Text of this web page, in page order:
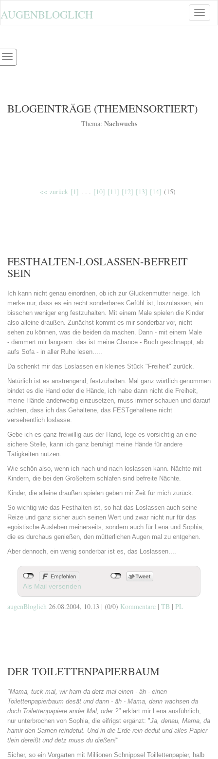
AUGENBLOGLICH
Toggle
BLOGEINTRÄGE (THEMENSORTIERT)
Thema: Nachwuchs
<< zurück [1] . . . [10] [11] [12] [13] [14] (15)
FESTHALTEN-LOSLASSEN-BEFREIT
SEIN
Ich kann nicht genau einordnen, ob ich zur Gluckenmutter neige. Ich
merke nur, dass es ein recht sonderbares Gefühl ist, loszulassen, ein
bisschen weniger eng festzuhalten. Mit einem Male spielen die Kinder
also alleine draußen. Zunächst kommt es mir sonderbar vor, nicht
sehen zu können, was die beiden da machen. Dann - mit einem Male
- dämmert mir langsam: das ist meine Chance - Buch geschnappt, ab
aufs Sofa - in aller Ruhe lesen.....
Da schenkt mir das Loslassen ein kleines Stück "Freiheit" zurück.
Natürlich ist es anstrengend, festzuhalten. Mal ganz wörtlich genommen
bindet es die Hand oder die Hände, ich habe dann nicht die Freiheit,
meine Hände anderweitig einzusetzen, muss immer schauen und darauf
achten, dass ich das Gehaltene, das FESTgehaltene nicht
versehentlich loslasse.
Gebe ich es ganz freiwillig aus der Hand, lege es vorsichtig an eine
sichere Stelle, kann ich ganz beruhigt meine Hände für andere
Tätigkeiten nutzen.
Wie schön also, wenn ich nach und nach loslassen kann. Nächte mit
Kindern, die bei den Großeltern schlafen sind befreite Nächte.
Kinder, die alleine draußen spielen geben mir Zeit für mich zurück.
So wichtig wie das Festhalten ist, so hat das Loslassen auch seine
Reize und ganz sicher auch seinen Wert und zwar nicht nur für das
egoistische Ausleben meinerseits, sondern auch für Lena und Sophia,
die es durchaus genießen, den mütterlichen Augen mal zu entgehen.
Aber dennoch, ein wenig sonderbar ist es, das Loslassen....
Als Mail versenden
augenBloglich 26.08.2004, 10.13 | (0/0) Kommentare | TB | PL
DER TOILETTENPAPIERBAUM
"Mama, tuck mal, wir ham da detz mal einen - äh - einen
Toilettenpapierbaum desät und dann - äh - Mama, dann wachsen da
doch Toilettenpapiere ander Mal, oder ?" erklärt mir Lena ausführlich,
nur unterbrochen von Sophia, die eifrigst ergänzt: "Ja, denau, Mama, da
hamir den Samen reindetut. Und in die Erde rein dedut und alles Papier
tlein dereißt und detz muss du dießen!"
Sicher, so ein Vorgarten mit Millionen Schnippsel Toillettenpapier, halb